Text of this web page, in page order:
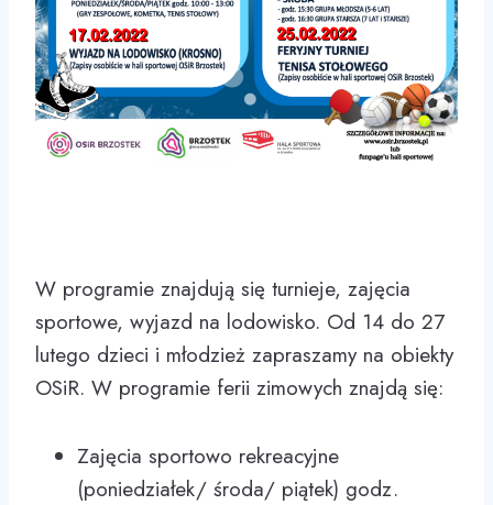
W programie znajdują się turnieje, zajęcia
sportowe, wyjazd na lodowisko. Od 14 do 27
lutego dzieci i młodzież zapraszamy na obiekty
OSiR. W programie ferii zimowych znajdą się:
Zajęcia sportowo rekreacyjne
(poniedziałek/ środa/ piątek) godz.